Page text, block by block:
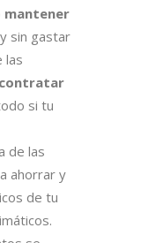
mantener
sin gastar
las
contratar
si tu
de las
ahorrar y
de tu